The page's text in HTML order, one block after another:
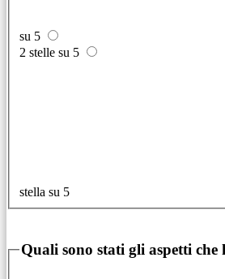
su 5
2 stelle su 5
stella su 5
Quali sono stati gli aspetti che